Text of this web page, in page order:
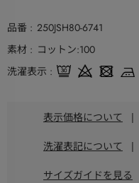
品番
250JSH80-6741
素材
コットン:100
洗濯表示
表示価格について |
洗濯表記について |
サイズガイドを見る